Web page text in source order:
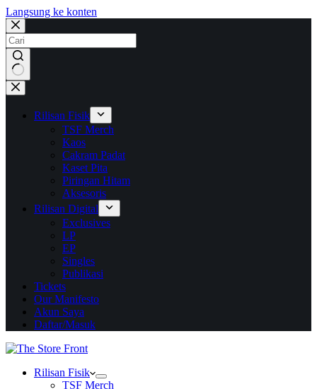
Langsung ke konten
No
results
Rilisan Fisik
TSF Merch
Kaos
Cakram Padat
Kaset Pita
Piringan Hitam
Aksesoris
Rilisan Digital
Exclusives
LP
EP
Singles
Publikasi
Tickets
Our Manifesto
Akun Saya
Daftar/Masuk
Rilisan Fisik
TSF Merch